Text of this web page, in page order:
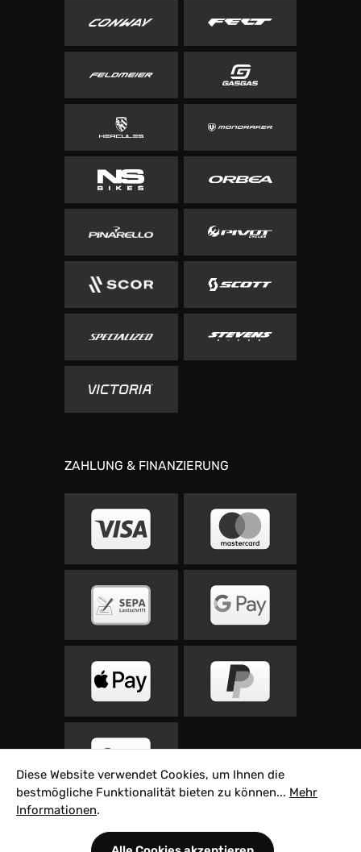
ZAHLUNG & FINANZIERUNG
Alle Preise inkl. gesetzl. Mehrwertsteuer zzgl.
Diese Website verwendet Cookies, um Ihnen die
bestmögliche Funktionalität bieten zu können... Mehr
Informationen.